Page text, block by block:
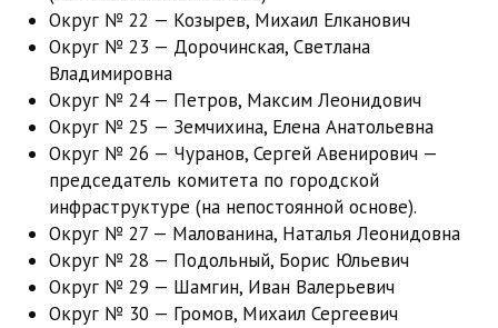
Округ № 22 — Козырев, Михаил Елканович
Округ № 23 — Дорочинская, Светлана
Владимировна
Округ № 24 — Петров, Максим Леонидович
Округ № 25 — Земчихина, Елена Анатольевна
Округ № 26 — Чуранов, Сергей Авенирович —
председатель комитета по городской
инфраструктуре (на непостоянной основе).
Округ № 27 — Малованина, Наталья Леонидовна
Округ № 28 — Подольный, Борис Юльевич
Округ № 29 — Шамгин, Иван Валерьевич
Округ № 30 — Громов, Михаил Сергеевич